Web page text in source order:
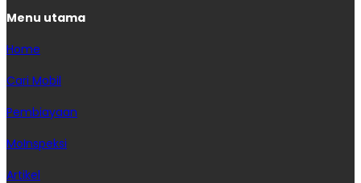
Menu utama
Home
Cari Mobil
Pembiayaan
MoInspeksi
Artikel